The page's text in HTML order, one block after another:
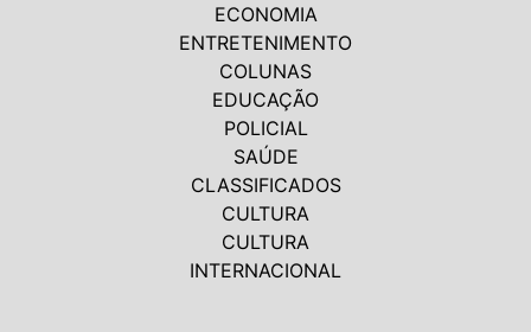
ECONOMIA
ENTRETENIMENTO
COLUNAS
EDUCAÇÃO
POLICIAL
SAÚDE
CLASSIFICADOS
CULTURA
CULTURA
INTERNACIONAL